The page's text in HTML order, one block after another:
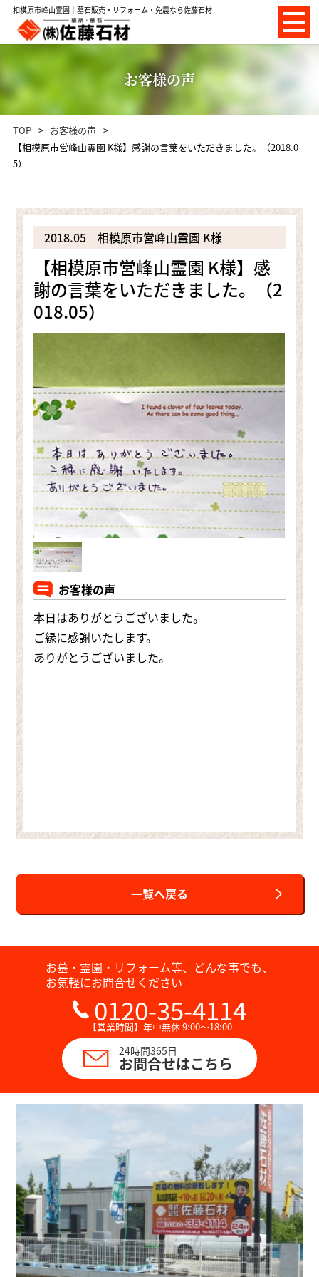
相模原市峰山霊園｜墓石販売・リフォーム・免震なら佐藤石材
お客様の声
TOP
お客様の声
【相模原市営峰山霊園 K様】感謝の言葉をいただきました。（2018.0
5）
2018.05 相模原市営峰山霊園 K様
【相模原市営峰山霊園 K様】感
謝の言葉をいただきました。（2
018.05）
お客様の声
本日はありがとうございました。
ご縁に感謝いたします。
ありがとうございました。
一覧へ戻る
お墓・霊園・リフォーム等、どんな事でも、
お気軽にお問合せください
0120-35-4114
【営業時間】年中無休 9:00～18:00
24時間365日
お問合せはこちら